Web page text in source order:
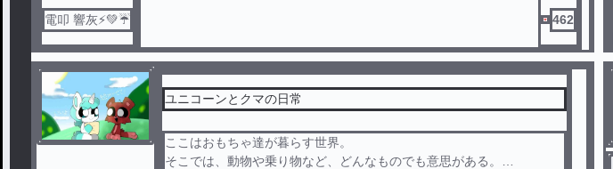
電叩 響灰⚡💚☔ 462
ユニコーンとクマの日常
ここはおもちゃ達が暮らす世界。
そこでは、動物や乗り物など、どんなものでも意思がある。